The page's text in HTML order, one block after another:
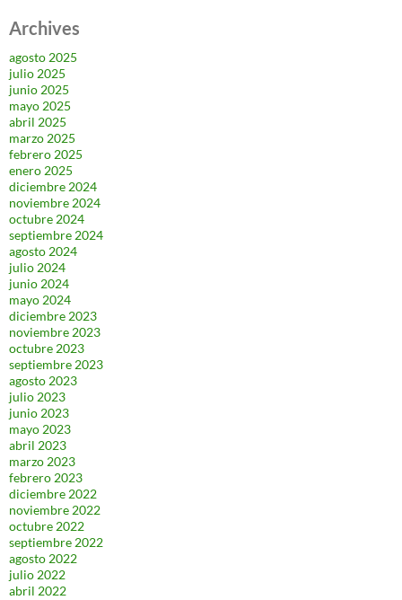
Archives
agosto 2025
julio 2025
junio 2025
mayo 2025
abril 2025
marzo 2025
febrero 2025
enero 2025
diciembre 2024
noviembre 2024
octubre 2024
septiembre 2024
agosto 2024
julio 2024
junio 2024
mayo 2024
diciembre 2023
noviembre 2023
octubre 2023
septiembre 2023
agosto 2023
julio 2023
junio 2023
mayo 2023
abril 2023
marzo 2023
febrero 2023
diciembre 2022
noviembre 2022
octubre 2022
septiembre 2022
agosto 2022
julio 2022
abril 2022